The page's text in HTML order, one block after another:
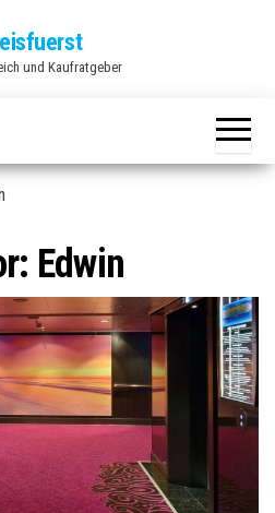
und Kaufratgeber
Edwin